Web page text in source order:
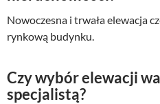
Nowoczesna i trwała elewacja
rynkową budynku.
Czy wybór elewacji
specjalistą?